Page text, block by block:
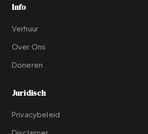
Info
Verhuur
Over Ons
Doneren
Juridisch
Privacybeleid